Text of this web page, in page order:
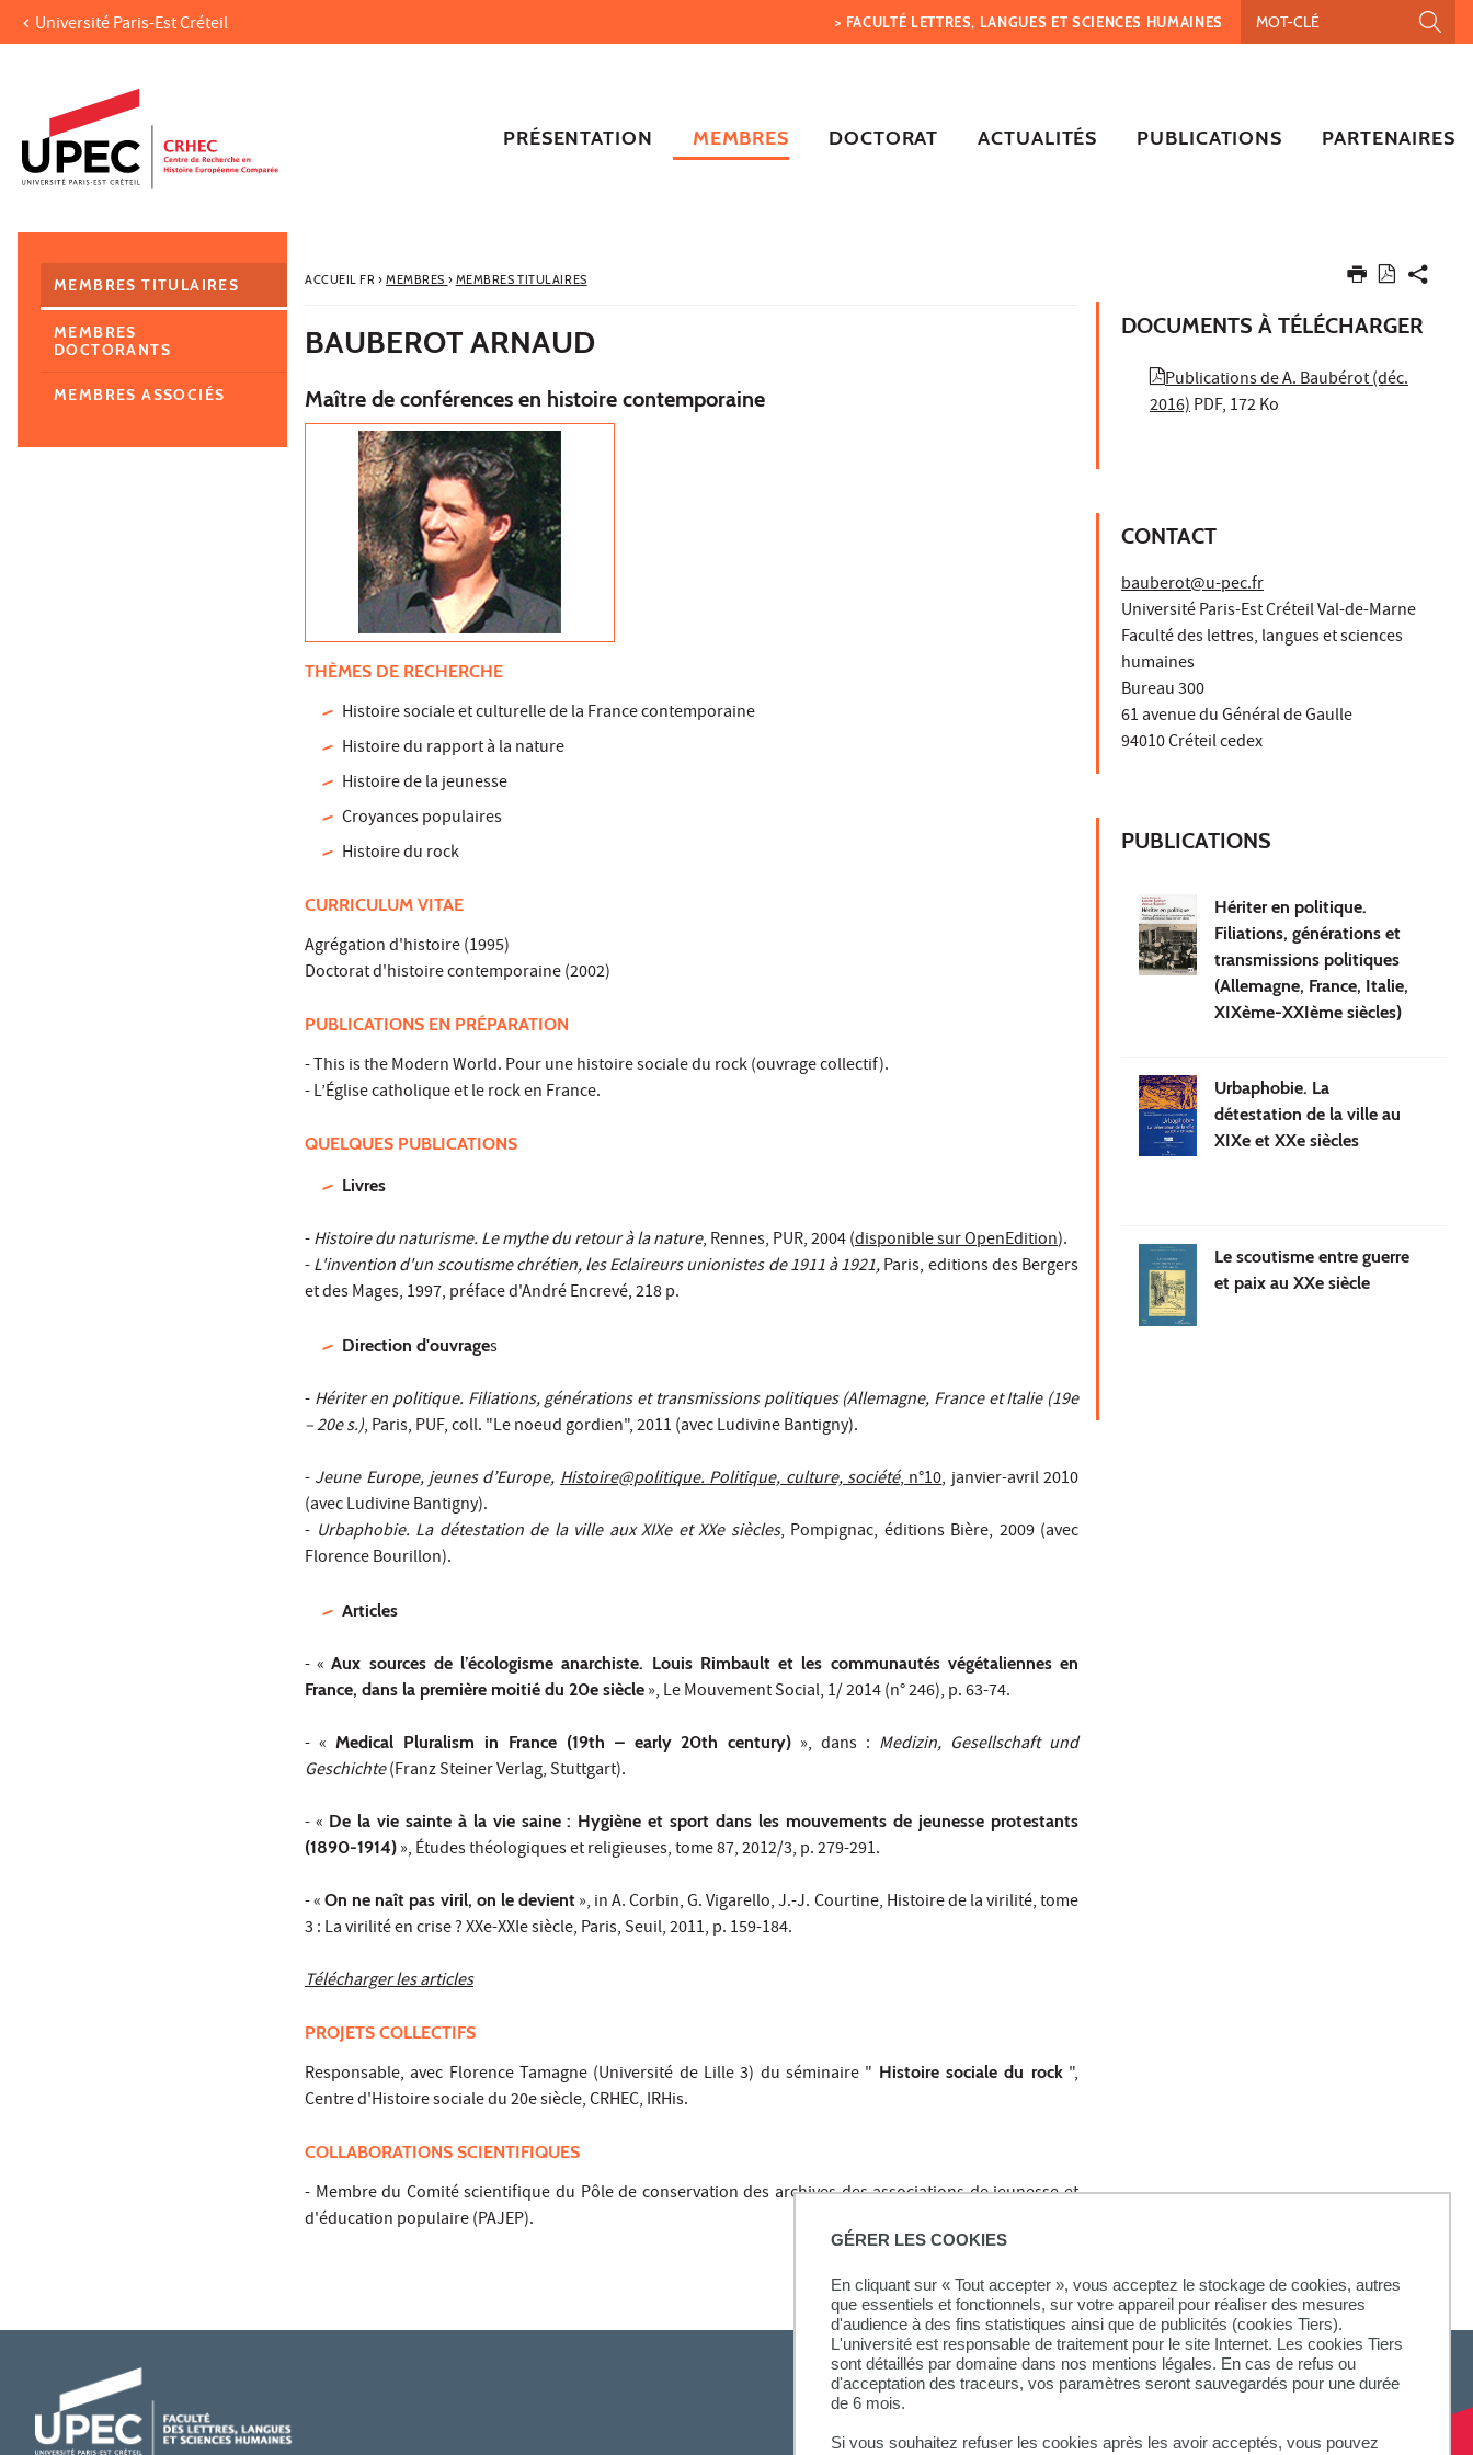
GÉRER LES COOKIES
En cliquant sur « Tout accepter », vous acceptez le stockage de cookies, autres
que essentiels et fonctionnels, sur votre appareil pour réaliser des mesures
d'audience à des fins statistiques ainsi que de publicités (cookies Tiers).
L'université est responsable de traitement pour le site Internet. Les cookies Tiers
sont détaillés par domaine dans nos mentions légales. En cas de refus ou
d'acceptation des traceurs, vos paramètres seront sauvegardés pour une durée
de 6 mois.
Si vous souhaitez refuser les cookies après les avoir acceptés, vous pouvez
Aller au contenu
Recherche
Navigation secondaire
Université Paris-Est Créteil > FACULTÉ LETTRES, LANGUES ET SCIENCES HUMAINES
PRÉSENTATION MEMBRES DOCTORAT ACTUALITÉS PUBLICATIONS PARTENAIRES
ACCUEIL FR› MEMBRES › MEMBRES TITULAIRES
BAUBEROT ARNAUD
Maître de conférences en histoire contemporaine
THÈMES DE RECHERCHE
Histoire sociale et culturelle de la France contemporaine
Histoire du rapport à la nature
Histoire de la jeunesse
Croyances populaires
Histoire du rock
CURRICULUM VITAE
Agrégation d'histoire (1995)
Doctorat d'histoire contemporaine (2002)
PUBLICATIONS EN PRÉPARATION
-This is the Modern World. Pour une histoire sociale du rock(ouvrage collectif).
- L’Église catholique et le rock en France.
QUELQUES PUBLICATIONS
Livres
-Histoire du naturisme. Le mythe du retour à la nature, Rennes, PUR, 2004 (disponible sur OpenEdition).
-L'invention d'un scoutisme chrétien, les Eclaireurs unionistes de 1911 à 1921,Paris, editions des Bergers
et des Mages, 1997, préface d'André Encrevé, 218 p.
Direction d'ouvrages
- Hériter en politique. Filiations, générations et transmissions politiques (Allemagne, France et Italie (19e
– 20e s.), Paris, PUF, coll. "Le noeud gordien", 2011 (avec Ludivine Bantigny).
- Jeune Europe, jeunes d’Europe,Histoire@politique. Politique, culture, société, n°10, janvier-avril 2010
(avec Ludivine Bantigny).
- Urbaphobie. La détestation de la ville aux XIXe et XXe siècles, Pompignac, éditions Bière, 2009 (avec
Florence Bourillon).
Articles
- «Aux sources de l’écologisme anarchiste. Louis Rimbault et les communautés végétaliennes en
France, dans la première moitié du 20e siècle », Le Mouvement Social, 1/ 2014 (n° 246), p. 63-74.
- « Medical Pluralism in France (19th – early 20th century) », dans : Medizin, Gesellschaft und
Geschichte(Franz Steiner Verlag, Stuttgart).
- « De la vie sainte à la vie saine : Hygiène et sport dans les mouvements de jeunesse protestants
(1890-1914) », Études théologiques et religieuses, tome 87, 2012/3, p. 279-291.
- «On ne naît pas viril, on le devient», in A. Corbin, G. Vigarello, J.-J. Courtine, Histoire de la virilité, tome
3 : La virilité en crise ? XXe-XXIe siècle, Paris, Seuil, 2011, p. 159-184.
Télécharger les articles
PROJETS COLLECTIFS
Responsable, avec Florence Tamagne (Université de Lille 3) du séminaire " Histoire sociale du rock",
Centre d'Histoire sociale du 20e siècle, CRHEC, IRHis.
COLLABORATIONS SCIENTIFIQUES
- Membre du Comité scientifique du Pôle de conservation des archives des associations de jeunesse et
d'éducation populaire (PAJEP).
DOCUMENTS À TÉLÉCHARGER
Publications de A. Baubérot (déc.
2016)PDF, 172 Ko
CONTACT
bauberot@u-pec.fr
Université Paris-Est Créteil Val-de-Marne
Faculté des lettres, langues et sciences
humaines
Bureau 300
61 avenue du Général de Gaulle
94010 Créteil cedex
PUBLICATIONS
Hériter en politique.
Filiations, générations et
transmissions politiques
(Allemagne, France, Italie,
XIXème-XXIème siècles)
Urbaphobie. La
détestation de la ville au
XIXe et XXe siècles
Le scoutisme entre guerre
et paix au XXe siècle
MEMBRES TITULAIRES
MEMBRES
DOCTORANTS
MEMBRES ASSOCIÉS